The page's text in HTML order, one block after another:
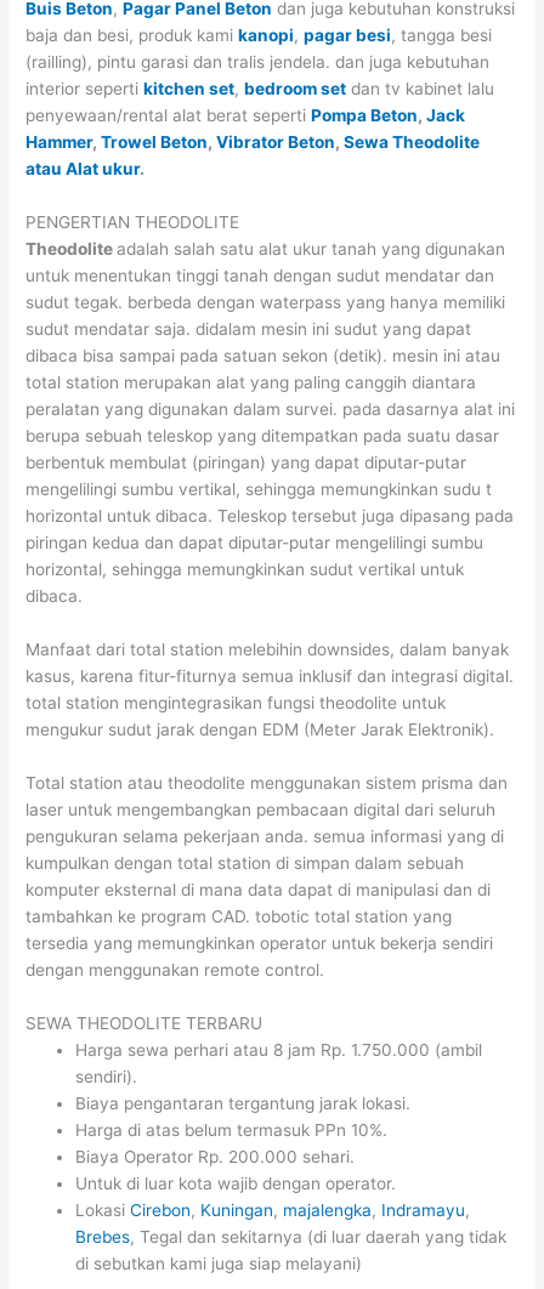
Buis Beton,Pagar Panel Beton dan juga kebutuhan konstruksi
baja dan besi, produk kamikanopi,pagar besi, tangga besi
(railling), pintu garasi dan tralis jendela. dan juga kebutuhan
interior sepertikitchen set,bedroom set dan tv kabinet lalu
penyewaan/rental alat berat sepertiPompa Beton,Jack
Hammer,Trowel Beton,Vibrator Beton,Sewa Theodolite
atau Alat ukur.
PENGERTIAN THEODOLITE
Theodoliteadalah salah satu alat ukur tanah yang digunakan
untuk menentukan tinggi tanah dengan sudut mendatar dan
sudut tegak. berbeda dengan waterpass yang hanya memiliki
sudut mendatar saja. didalam mesin ini sudut yang dapat
dibaca bisa sampai pada satuan sekon (detik). mesin ini atau
total station merupakan alat yang paling canggih diantara
peralatan yang digunakan dalam survei. pada dasarnya alat ini
berupa sebuah teleskop yang ditempatkan pada suatu dasar
berbentuk membulat (piringan) yang dapat diputar-putar
mengelilingi sumbu vertikal, sehingga memungkinkan sudu t
horizontal untuk dibaca. Teleskop tersebut juga dipasang pada
piringan kedua dan dapat diputar-putar mengelilingi sumbu
horizontal, sehingga memungkinkan sudut vertikal untuk
dibaca.
Manfaat dari total station melebihin downsides, dalam banyak
kasus, karena fitur-fiturnya semua inklusif dan integrasi digital.
total station mengintegrasikan fungsi theodolite untuk
mengukur sudut jarak dengan EDM (Meter Jarak Elektronik).
Total station atau theodolite menggunakan sistem prisma dan
laser untuk mengembangkan pembacaan digital dari seluruh
pengukuran selama pekerjaan anda. semua informasi yang di
kumpulkan dengan total station di simpan dalam sebuah
komputer eksternal di mana data dapat di manipulasi dan di
tambahkan ke program CAD. tobotic total station yang
tersedia yang memungkinkan operator untuk bekerja sendiri
dengan menggunakan remote control.
SEWA THEODOLITE TERBARU
Harga sewa perhari atau 8 jam Rp. 1.750.000 (ambil
sendiri).
Biaya pengantaran tergantung jarak lokasi.
Harga di atas belum termasuk PPn 10%.
Biaya Operator Rp. 200.000 sehari.
Untuk di luar kota wajib dengan operator.
LokasiCirebon, Kuningan, majalengka, Indramayu,
Brebes, Tegal dan sekitarnya (di luar daerah yang tidak
di sebutkan kami juga siap melayani)